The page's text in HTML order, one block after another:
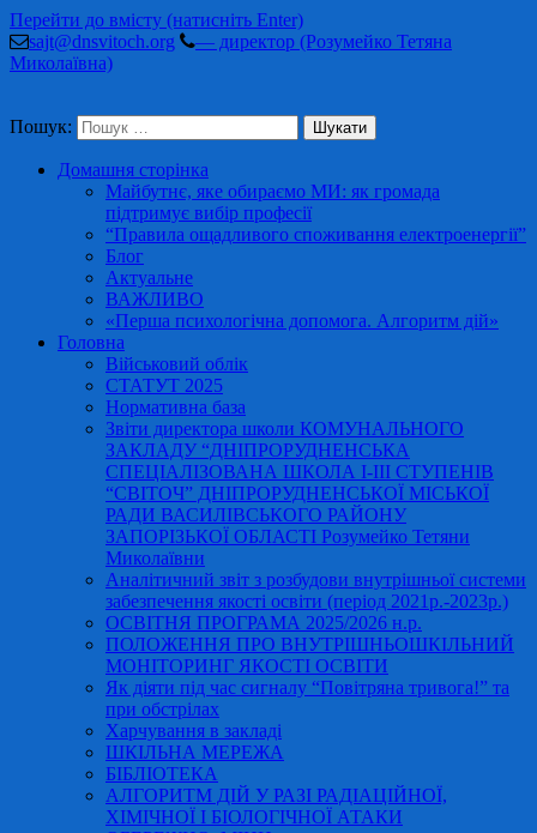
Перейти до вмісту (натисніть Enter)
sajt@dnsvitoch.org
— директор (Розумейко Тетяна
Миколаївна)
Пошук:
Домашня сторінка
Майбутнє, яке обираємо МИ: як громада
підтримує вибір професії
“Правила ощадливого споживання електроенергії”
Блог
Актуальне
ВАЖЛИВО
«Перша психологічна допомога. Алгоритм дій»
Головна
Військовий облік
СТАТУТ 2025
Нормативна база
Звіти директора школи КОМУНАЛЬНОГО
ЗАКЛАДУ “ДНІПРОРУДНЕНСЬКА
СПЕЦІАЛІЗОВАНА ШКОЛА І-ІІІ СТУПЕНІВ
“СВІТОЧ” ДНІПРОРУДНЕНСЬКОЇ МІСЬКОЇ
РАДИ ВАСИЛІВСЬКОГО РАЙОНУ
ЗАПОРІЗЬКОЇ ОБЛАСТІ Розумейко Тетяни
Миколаївни
Аналітичний звіт з розбудови внутрішньої системи
забезпечення якості освіти (період 2021р.-2023р.)
ОСВІТНЯ ПРОГРАМА 2025/2026 н.р.
ПОЛОЖЕННЯ ПРО ВНУТРІШНЬОШКІЛЬНИЙ
МОНІТОРИНГ ЯКОСТІ ОСВІТИ
Як діяти під час сигналу “Повітряна тривога!” та
при обстрілах
Харчування в закладі
ШКІЛЬНА МЕРЕЖА
БІБЛІОТЕКА
АЛГОРИТМ ДІЙ У РАЗІ РАДІАЦІЙНОЇ,
ХІМІЧНОЇ І БІОЛОГІЧНОЇ АТАКИ